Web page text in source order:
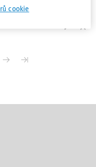
...
cookie